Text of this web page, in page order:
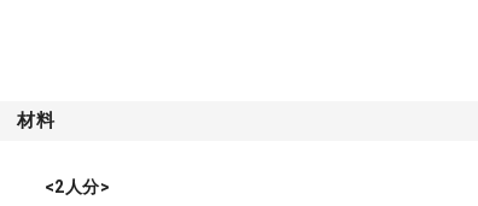
材料
<2人分>